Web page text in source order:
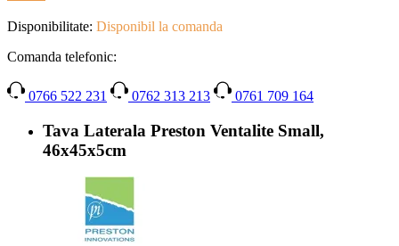
Disponibilitate: Disponibil la comanda
Comanda telefonic:
0766 522 231 0762 313 213 0761 709 164
Tava Laterala Preston Ventalite Small,
46x45x5cm